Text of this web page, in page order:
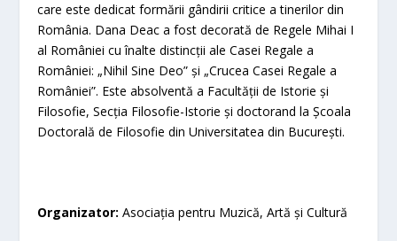
care este dedicat formării gândirii critice a tinerilor din
România. Dana Deac a fost decorată de Regele Mihai I
al României cu înalte distincții ale Casei Regale a
României: „Nihil Sine Deo” și „Crucea Casei Regale a
României”. Este absolventă a Facultății de Istorie și
Filosofie, Secția Filosofie-Istorie și doctorand la Școala
Doctorală de Filosofie din Universitatea din București.
Organizator:Asociația pentru Muzică, Artă și Cultură